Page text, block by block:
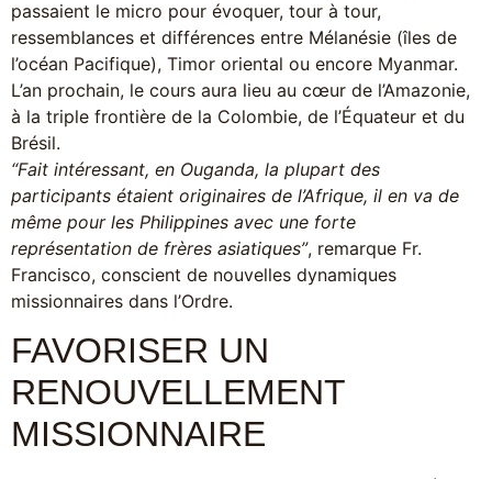
passaient le micro pour évoquer, tour à tour,
ressemblances et différences entre Mélanésie (îles de
l’océan Pacifique), Timor oriental ou encore Myanmar.
L’an prochain, le cours aura lieu au cœur de l’Amazonie,
à la triple frontière de la Colombie, de l’Équateur et du
Brésil.
“Fait intéressant, en Ouganda, la plupart des
participants étaient originaires de l’Afrique, il en va de
même pour les Philippines avec une forte
représentation de frères asiatiques”, remarque Fr.
Francisco, conscient de nouvelles dynamiques
missionnaires dans l’Ordre.
FAVORISER UN
RENOUVELLEMENT
MISSIONNAIRE